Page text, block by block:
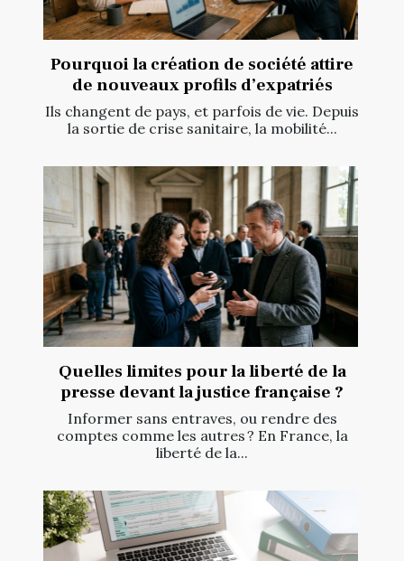
Pourquoi la création de société attire
de nouveaux profils d’expatriés
Ils changent de pays, et parfois de vie. Depuis
la sortie de crise sanitaire, la mobilité...
Quelles limites pour la liberté de la
presse devant la justice française ?
Informer sans entraves, ou rendre des
comptes comme les autres ? En France, la
liberté de la...